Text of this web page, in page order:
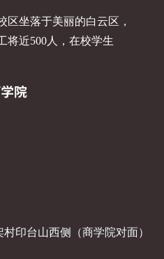
区坐落于美丽的白云区，
将近500人，在校学生
印台山西侧（商学院对面）